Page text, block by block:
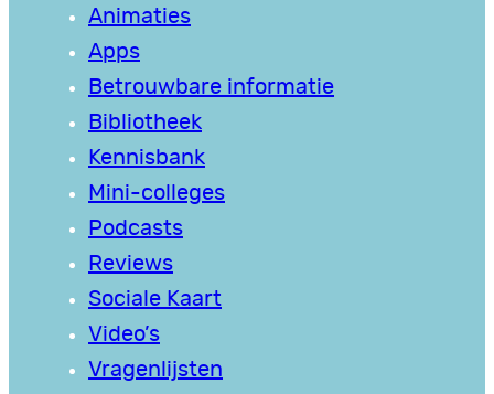
Animaties
Apps
Betrouwbare informatie
Bibliotheek
Kennisbank
Mini-colleges
Podcasts
Reviews
Sociale Kaart
Video’s
Vragenlijsten